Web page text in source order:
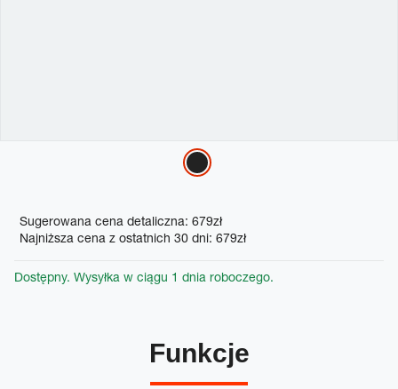
Promotions
Sugerowana cena detaliczna: 679zł
Najniższa cena z ostatnich 30 dni: 679zł
Dostępny. Wysyłka w ciągu 1 dnia roboczego.
Funkcje